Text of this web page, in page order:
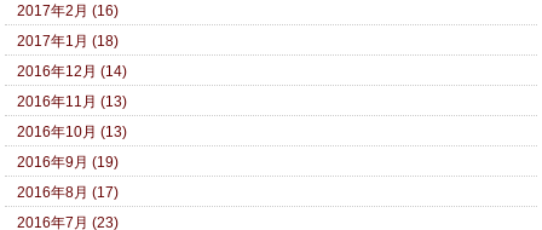
2017年2月 (16)
2017年1月 (18)
2016年12月 (14)
2016年11月 (13)
2016年10月 (13)
2016年9月 (19)
2016年8月 (17)
2016年7月 (23)